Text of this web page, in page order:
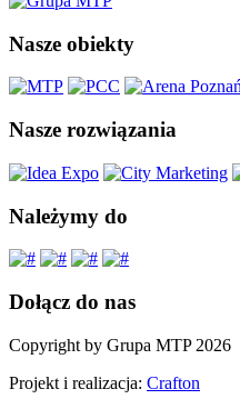
Nasze obiekty
Nasze rozwiązania
Należymy do
Dołącz do nas
Copyright by Grupa MTP 2026
Projekt i realizacja: Crafton